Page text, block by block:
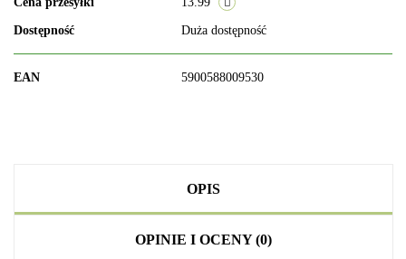
Dostępność Duża dostępność
EAN 5900588009530
OPIS
OPINIE I OCENY (0)